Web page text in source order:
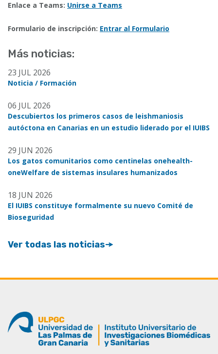
Enlace a Teams: Unirse a Teams
Formulario de inscripción: Entrar al Formulario
Más noticias:
23 JUL 2026
Noticia / Formación
06 JUL 2026
Descubiertos los primeros casos de leishmaniosis
autóctona en Canarias en un estudio liderado por el IUIBS
29 JUN 2026
Los gatos comunitarios como centinelas onehealth-
oneWelfare de sistemas insulares humanizados
18 JUN 2026
El IUIBS constituye formalmente su nuevo Comité de
Bioseguridad
Ver todas las noticias